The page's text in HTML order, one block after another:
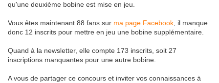
qu'une deuxième bobine est mise en jeu.
Vous êtes maintenant 88 fans sur ma page Facebook , il manque
donc 12 inscrits pour mettre en jeu une bobine supplémentaire.
Quand à la newsletter, elle compte 173 inscrits, soit 27
inscriptions manquantes pour une autre bobine.
A vous de partager ce concours et inviter vos connaissances à